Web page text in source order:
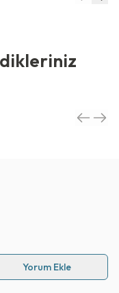
Yorum Ekle